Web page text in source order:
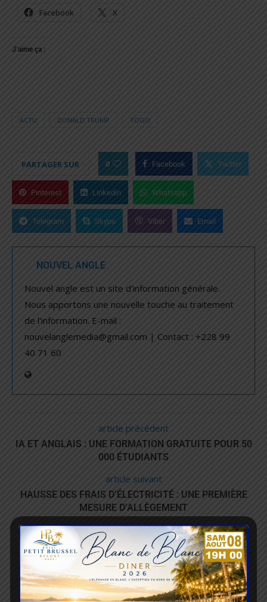
Facebook X
J’aime ça :
ACTU DONALD TRUMP TOGO
PARTAGER SUR 0 Facebook Twitter
Pinterest Linkedin Whatsapp
Telegram Skype Viber Email
NOUVEL ANGLE
Nouvel angle est un site d'information générale.
Nous apportons une nouvelle touche au traitement
de l'information. E-mail :
nouvelanglemedia@gmail.com | Contact : +228 99
40 71 60
article précédent
IA ET ANGLAIS : UNE FORMATION GRATUITE POUR 50
000 ÉTUDIANTS
article suivant
HAUSSE DES FRAIS D’ÉLECTRICITÉ : UNE PREMIÈRE
MESURE D’ALLÈGEMENT
LAISSER UN COMMENTAIRE